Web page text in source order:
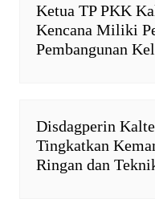
Ketua TP PKK
Kencana Miliki
Pembangunan
Disdagperin
Tingkatkan
Ringan dan